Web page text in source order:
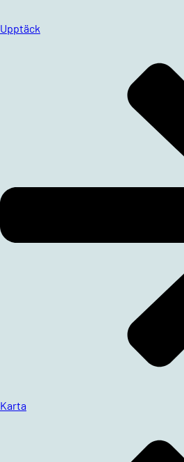
Upptäck
Karta